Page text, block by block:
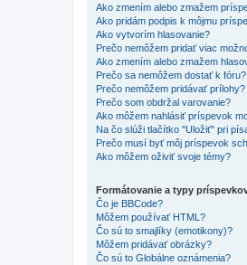
Ako zmením alebo zmažem
Ako pridám podpis k môjmu
Ako vytvorím hlasovanie?
Prečo nemôžem pridať viac
Ako zmením alebo zmažem
Prečo sa nemôžem dostať k fóru?
Prečo nemôžem pridávať prílohy?
Prečo som obdržal varovanie?
Ako môžem nahlásiť príspevok
Na čo slúži tlačítko "Uložiť" pri
Prečo musí byť môj príspevok
Ako môžem oživiť svoje témy?
Formátovanie a typy
Čo je BBCode?
Môžem používať HTML?
Čo sú to smajlíky (emotikony)?
Môžem pridávať obrázky?
Čo sú to Globálne oznámenia?